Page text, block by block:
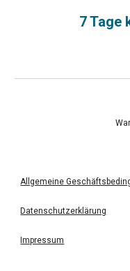
7 Tage
Allgemeine
Datenschutzerklärung
Impressum